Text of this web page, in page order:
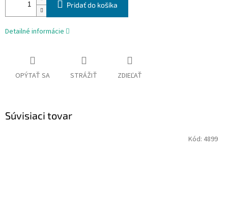
Pridať do košíka
Detailné informácie
OPÝTAŤ SA STRÁŽIŤ ZDIEĽAŤ
Súvisiaci tovar
Kód: 4899